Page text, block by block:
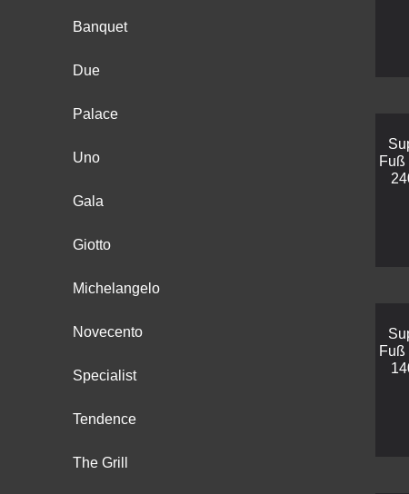
Banquet
Due
Palace
Uno
Gala
Giotto
Michelangelo
Novecento
Specialist
Tendence
The Grill
Fuß
Fuß